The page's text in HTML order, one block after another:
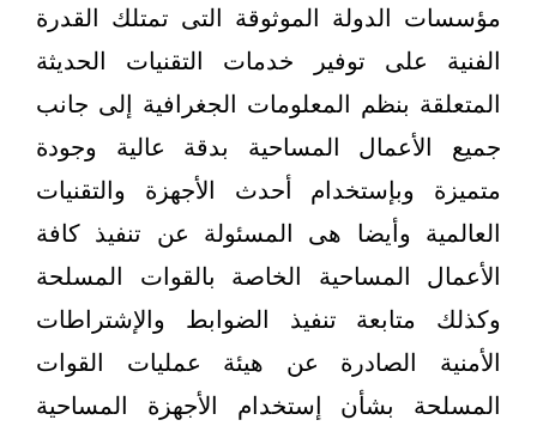
مؤسسات الدولة الموثوقة التى تمتلك القدرة
الفنية على توفير خدمات التقنيات الحديثة
المتعلقة بنظم المعلومات الجغرافية إلى جانب
جميع الأعمال المساحية بدقة عالية وجودة
متميزة وبإستخدام أحدث الأجهزة والتقنيات
العالمية وأيضا هى المسئولة عن تنفيذ كافة
الأعمال المساحية الخاصة بالقوات المسلحة
وكذلك متابعة تنفيذ الضوابط والإشتراطات
الأمنية الصادرة عن هيئة عمليات القوات
المسلحة بشأن إستخدام الأجهزة المساحية